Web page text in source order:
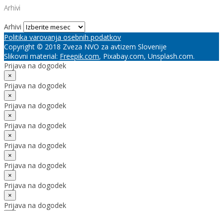
Arhivi
Arhivi
Politika varovanja osebnih podatkov
Copyright © 2018 Zveza NVO za avtizem Slovenije
Slikovni material: Freepik.com, Pixabay.com, Unsplash.com.
Prijava na dogodek
×
Prijava na dogodek
×
Prijava na dogodek
×
Prijava na dogodek
×
Prijava na dogodek
×
Prijava na dogodek
×
Prijava na dogodek
×
Prijava na dogodek